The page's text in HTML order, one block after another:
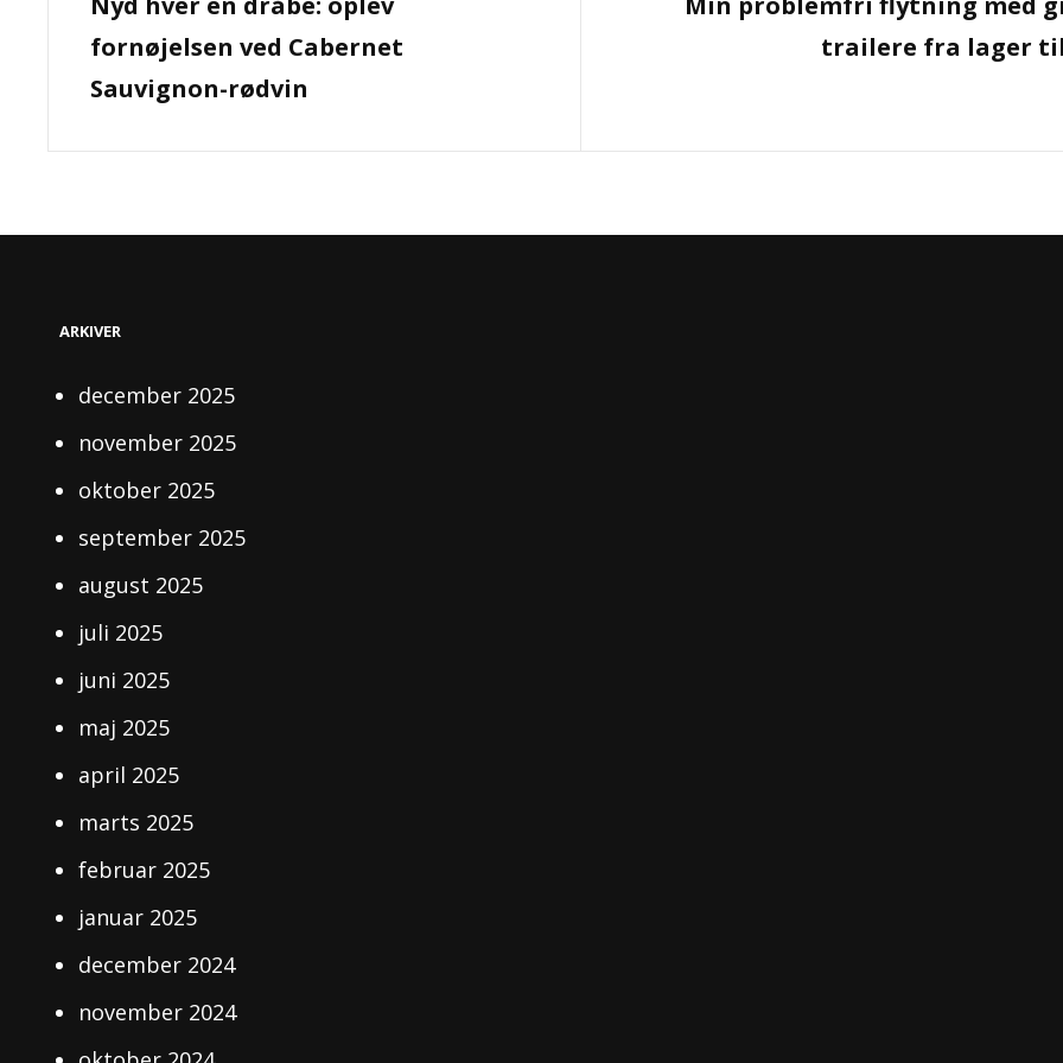
Post
fornøjelsen ved Cabernet
Sauvignon-rødvin
Post
trailere fra lager
ARKIVER
december 2025
november 2025
oktober 2025
september 2025
august 2025
juli 2025
juni 2025
maj 2025
april 2025
marts 2025
februar 2025
januar 2025
december 2024
november 2024